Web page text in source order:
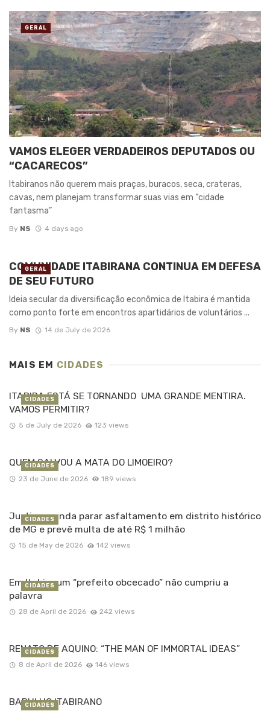
VAMOS ELEGER VERDADEIROS DEPUTADOS OU
“CACARECOS”
Itabiranos não querem mais praças, buracos, seca, crateras,
cavas, nem planejam transformar suas vias em “cidade
fantasma”
By NS 4 days ago
GERAL
COMUNIDADE ITABIRANA CONTINUA EM DEFESA
DE SEU FUTURO
Ideia secular da diversificação econômica de Itabira é mantida
como ponto forte em encontros apartidários de voluntários ...
By NS 14 de July de 2026
GERAL
MAIS EM CIDADES
ITABIRA ESTÁ SE TORNANDO UMA GRANDE MENTIRA.
VAMOS PERMITIR?
5 de July de 2026 123 views
CIDADES
QUEM SALVOU A MATA DO LIMOEIRO?
23 de June de 2026 189 views
CIDADES
Justiça manda parar asfaltamento em distrito histórico
de MG e prevê multa de até R$ 1 milhão
15 de May de 2026 142 views
CIDADES
Em Itabira um “prefeito obcecado” não cumpriu a
palavra
28 de April de 2026 242 views
CIDADES
RENATO DE AQUINO: “THE MAN OF IMMORTAL IDEAS”
8 de April de 2026 146 views
CIDADES
BARULHO ITABIRANO
CIDADES